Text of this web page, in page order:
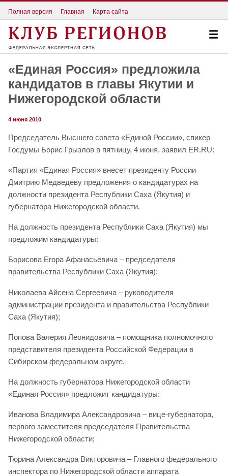
Полная версия Главная Карта сайта
«Единая Россия» предложила
кандидатов в главы Якутии и
Нижегородской области
4 июня 2010
Председатель Высшего совета «Единой России», спикер
Госдумы Борис Грызлов в пятницу, 4 июня, заявил ER.RU:
«Партия «Единая Россия» внесет президенту России
Дмитрию Медведеву предложения о кандидатурах на
должности президента Республики Саха (Якутия) и
губернатора Нижегородской области.
На должность президента Республики Саха (Якутия) мы
предложим кандидатуры:
Борисова Егора Афанасьевича – председателя
правительства Республики Саха (Якутия);
Николаева Айсена Сергеевича – руководителя
администрации президента и правительства Республики
Саха (Якутия);
Попова Валерия Леонидовича – помощника полномочного
представителя президента Российской Федерации в
Сибирском федеральном округе.
На должность губернатора Нижегородской области
«Единая Россия» предложит кандидатуры:
Иванова Владимира Александровича – вице-губернатора,
первого заместителя председателя Правительства
Нижегородской области;
Тюрина Александра Викторовича – Главного федерального
инспектора по Нижегородской области аппарата